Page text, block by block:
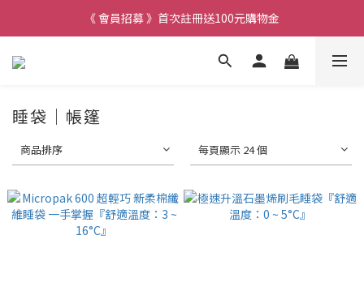
《 會員招募 》首次註冊送100元購物金
睡袋│帳篷
商品排序 每頁顯示 24 個